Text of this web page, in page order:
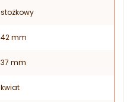
stożkowy
42 mm
37 mm
kwiat